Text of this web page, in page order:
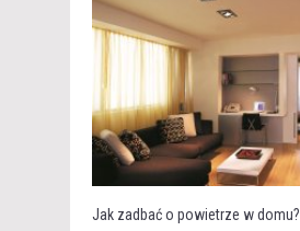
Jak zadbać o powietrze w domu?